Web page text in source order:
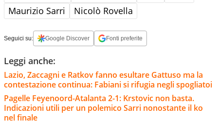
Maurizio Sarri
Nicolò Rovella
Seguici su: Google Discover Fonti preferite
Leggi anche:
Lazio, Zaccagni e Ratkov fanno esultare Gattuso ma la
contestazione continua: Fabiani si rifugia negli spogliatoi
Pagelle Feyenoord-Atalanta 2-1: Krstovic non basta.
Indicazioni utili per un polemico Sarri nonostante il ko
nel finale